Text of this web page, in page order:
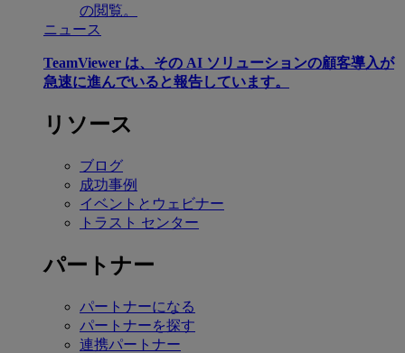
の閲覧。
ニュース
TeamViewer は、その AI ソリューションの顧客導入が
急速に進んでいると報告しています。
リソース
ブログ
成功事例
イベントとウェビナー
トラスト センター
パートナー
パートナーになる
パートナーを探す
連携パートナー